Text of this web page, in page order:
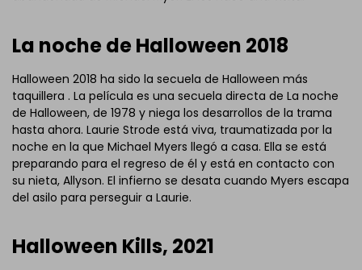
La noche de Halloween 2018
Halloween 2018 ha sido la secuela de Halloween más
taquillera . La película es una secuela directa de La noche
de Halloween, de 1978 y niega los desarrollos de la trama
hasta ahora. Laurie Strode está viva, traumatizada por la
noche en la que Michael Myers llegó a casa. Ella se está
preparando para el regreso de él y está en contacto con
su nieta, Allyson. El infierno se desata cuando Myers escapa
del asilo para perseguir a Laurie.
Halloween Kills, 2021